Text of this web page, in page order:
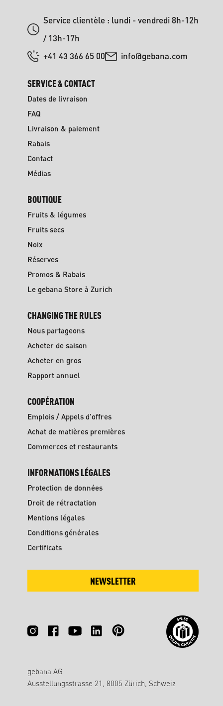
Service clientèle : lundi - vendredi 8h-12h
/ 13h-17h
+41 43 366 65 00
info@gebana.com
SERVICE & CONTACT
Dates de livraison
FAQ
Livraison & paiement
Rabais
Contact
Médias
BOUTIQUE
Fruits & légumes
Fruits secs
Noix
Réserves
Promos & Rabais
Le gebana Store à Zurich
CHANGING THE RULES
Nous partageons
Acheter de saison
Acheter en gros
Rapport annuel
COOPÉRATION
Emplois / Appels d'offres
Achat de matières premières
Commerces et restaurants
INFORMATIONS LÉGALES
Protection de données
Droit de rétractation
Mentions légales
Conditions générales
Certificats
NEWSLETTER
gebana AG
Ausstellungsstrasse 21, 8005 Zürich, Schweiz